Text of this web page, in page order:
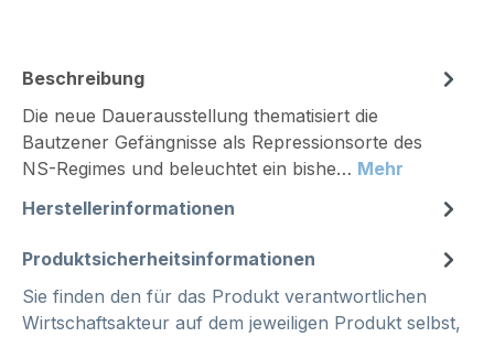
Beschreibung
Die neue Dauerausstellung thematisiert die
Bautzener Gefängnisse als Repressionsorte des
NS-Regimes und beleuchtet ein bishe… Mehr
Herstellerinformationen
Produktsicherheitsinformationen
Sie finden den für das Produkt verantwortlichen
Wirtschaftsakteur auf dem jeweiligen Produkt selbst,